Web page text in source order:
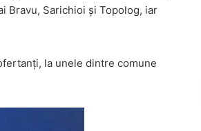
Bravu, Sarichioi și Topolog, iar
la unele dintre comune